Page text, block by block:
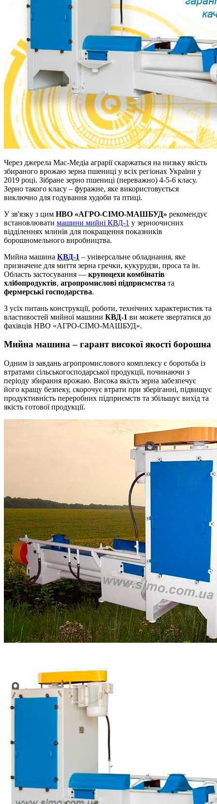
Через джерела Мас-Медіа аграрії скаржаться на низьку якість
збираного врожаю зерна пшениці у всіх регіонах України у
2019 році. Зібране зерно пшениці (переважно) 4-5-6 класу.
Зерно такого класу – фуражне, яке використовується
виключно для годування худоби та птиці.
У зв'язку з цим НВО «АГРО-СІМО-МАШБУД» рекомендує
встановлювати машини мийні КВД-1 у зерноочисних
відділеннях млинів для покращення показників
борошномельного виробництва.
Мийна машина КВД-1 – універсальне обладнання, яке
призначене для миття зерна гречки, кукурудзи, проса та ін.
Область застосування — крупоцехи комбінатів
хлібопродуктів, агропромислові підприємства та
фермерські господарства.
З усіх питань конструкції, роботи, технічних характеристик та
властивостей мийної машини КВД-1 ви можете звертатися до
фахівців НВО «АГРО-СІМО-МАШБУД».
Мийна машина – гарант високої якості борошна
Одним із завдань агропромислового комплексу є боротьба із
втратами сільськогосподарської продукції, починаючи з
періоду збирання врожаю. Висока якість зерна забезпечує
його кращу безпеку, скорочує втрати при зберіганні, підвищує
продуктивність переробних підприємств та збільшує вихід та
якість готової продукції.